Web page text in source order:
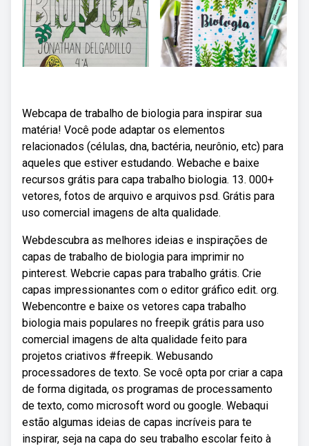
Webcapa de trabalho de biologia para inspirar sua
matéria! Você pode adaptar os elementos
relacionados (células, dna, bactéria, neurônio, etc) para
aqueles que estiver estudando. Webache e baixe
recursos grátis para capa trabalho biologia. 13. 000+
vetores, fotos de arquivo e arquivos psd. Grátis para
uso comercial imagens de alta qualidade.
Webdescubra as melhores ideias e inspirações de
capas de trabalho de biologia para imprimir no
pinterest. Webcrie capas para trabalho grátis. Crie
capas impressionantes com o editor gráfico edit. org.
Webencontre e baixe os vetores capa trabalho
biologia mais populares no freepik grátis para uso
comercial imagens de alta qualidade feito para
projetos criativos #freepik. Webusando
processadores de texto. Se você opta por criar a capa
de forma digitada, os programas de processamento
de texto, como microsoft word ou google. Webaqui
estão algumas ideias de capas incríveis para te
inspirar, seja na capa do seu trabalho escolar feito à